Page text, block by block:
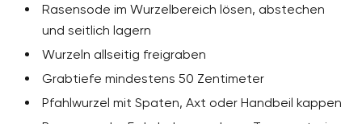
Rasensode im Wurzelbereich lösen, abstechen
und seitlich lagern
Wurzeln allseitig freigraben
Grabtiefe mindestens 50 Zentimeter
Pfahlwurzel mit Spaten, Axt oder Handbeil kappen